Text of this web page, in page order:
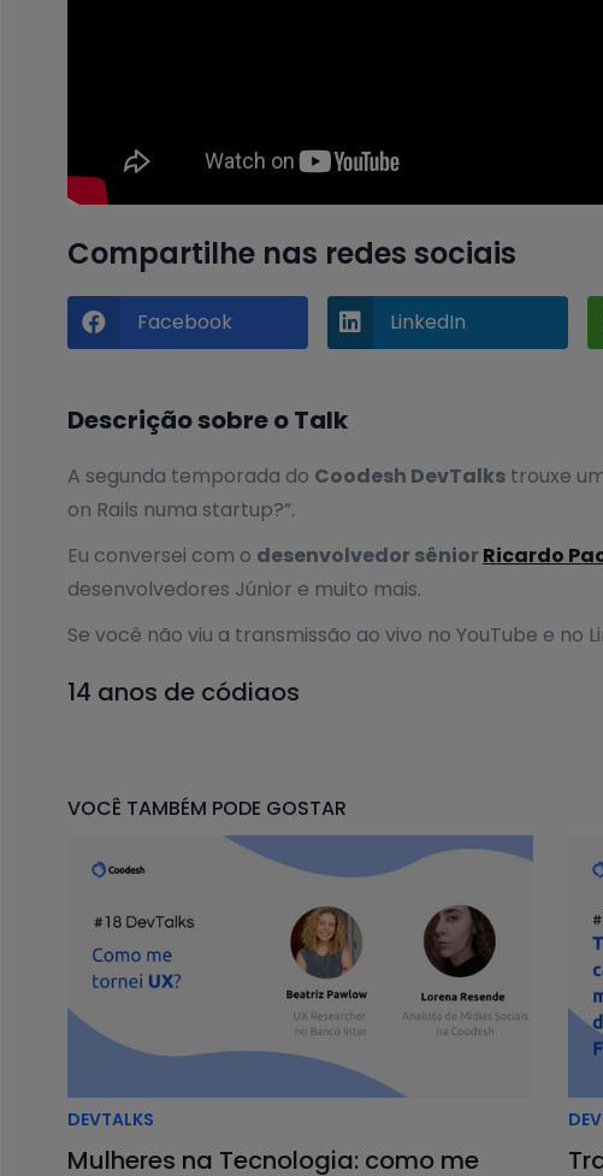
Compartilhe nas redes sociais
 Facebook  LinkedIn
Descrição sobre o Talk
A segunda temporada do Coodesh DevTalks trouxe
on Rails numa startup?”.
Eu conversei com o desenvolvedor sêniorRicardo
desenvolvedores Júnior e muito mais.
Se você não viu a transmissão ao vivo no YouTube e
14 anos de códigos
Em meados de 2008 a 2010, o seu foco era o PHP. Foi
sistema legado e tinha muitos problemas, caindo de
Ele e os outros desenvolvedores da equipe
Importância dos fundamentos
Ao se inteirar de , Ricardo Pacheco aprendeu, na
linguagem de programaçãoescolhida.
O nosso convidado disse que “apanhou” bastante
VOCÊ TAMBÉM PODE GOSTAR
DEVTALKS
Mulheres na Tecnologia: como me